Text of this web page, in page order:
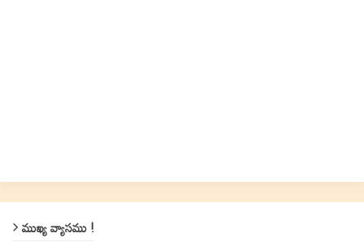
ముఖ్య వ్యాసము !